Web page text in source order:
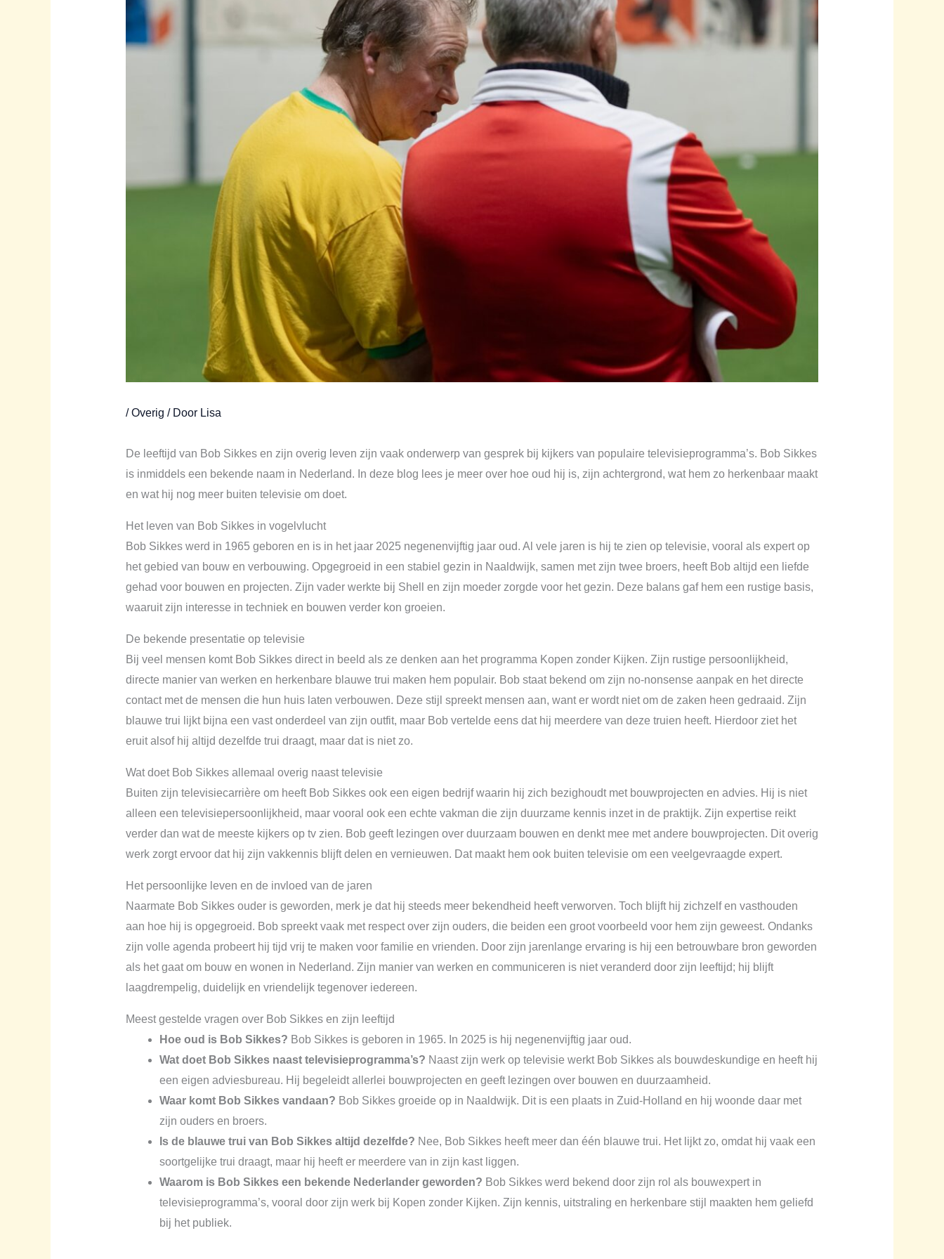
/ Overig / Door Lisa
De leeftijd van Bob Sikkes en zijn overig leven zijn vaak onderwerp van gesprek bij kijkers van populaire televisieprogramma’s. Bob Sikkes
is inmiddels een bekende naam in Nederland. In deze blog lees je meer over hoe oud hij is, zijn achtergrond, wat hem zo herkenbaar maakt
en wat hij nog meer buiten televisie om doet.
Het leven van Bob Sikkes in vogelvlucht
Bob Sikkes werd in 1965 geboren en is in het jaar 2025 negenenvijftig jaar oud. Al vele jaren is hij te zien op televisie, vooral als expert op
het gebied van bouw en verbouwing. Opgegroeid in een stabiel gezin in Naaldwijk, samen met zijn twee broers, heeft Bob altijd een liefde
gehad voor bouwen en projecten. Zijn vader werkte bij Shell en zijn moeder zorgde voor het gezin. Deze balans gaf hem een rustige basis,
waaruit zijn interesse in techniek en bouwen verder kon groeien.
De bekende presentatie op televisie
Bij veel mensen komt Bob Sikkes direct in beeld als ze denken aan het programma Kopen zonder Kijken. Zijn rustige persoonlijkheid,
directe manier van werken en herkenbare blauwe trui maken hem populair. Bob staat bekend om zijn no-nonsense aanpak en het directe
contact met de mensen die hun huis laten verbouwen. Deze stijl spreekt mensen aan, want er wordt niet om de zaken heen gedraaid. Zijn
blauwe trui lijkt bijna een vast onderdeel van zijn outfit, maar Bob vertelde eens dat hij meerdere van deze truien heeft. Hierdoor ziet het
eruit alsof hij altijd dezelfde trui draagt, maar dat is niet zo.
Wat doet Bob Sikkes allemaal overig naast televisie
Buiten zijn televisiecarrière om heeft Bob Sikkes ook een eigen bedrijf waarin hij zich bezighoudt met bouwprojecten en advies. Hij is niet
alleen een televisiepersoonlijkheid, maar vooral ook een echte vakman die zijn duurzame kennis inzet in de praktijk. Zijn expertise reikt
verder dan wat de meeste kijkers op tv zien. Bob geeft lezingen over duurzaam bouwen en denkt mee met andere bouwprojecten. Dit overig
werk zorgt ervoor dat hij zijn vakkennis blijft delen en vernieuwen. Dat maakt hem ook buiten televisie om een veelgevraagde expert.
Het persoonlijke leven en de invloed van de jaren
Naarmate Bob Sikkes ouder is geworden, merk je dat hij steeds meer bekendheid heeft verworven. Toch blijft hij zichzelf en vasthouden
aan hoe hij is opgegroeid. Bob spreekt vaak met respect over zijn ouders, die beiden een groot voorbeeld voor hem zijn geweest. Ondanks
zijn volle agenda probeert hij tijd vrij te maken voor familie en vrienden. Door zijn jarenlange ervaring is hij een betrouwbare bron geworden
als het gaat om bouw en wonen in Nederland. Zijn manier van werken en communiceren is niet veranderd door zijn leeftijd; hij blijft
laagdrempelig, duidelijk en vriendelijk tegenover iedereen.
Meest gestelde vragen over Bob Sikkes en zijn leeftijd
Hoe oud is Bob Sikkes? Bob Sikkes is geboren in 1965. In 2025 is hij negenenvijftig jaar oud.
Wat doet Bob Sikkes naast televisieprogramma’s? Naast zijn werk op televisie werkt Bob Sikkes als bouwdeskundige en heeft hij
een eigen adviesbureau. Hij begeleidt allerlei bouwprojecten en geeft lezingen over bouwen en duurzaamheid.
Waar komt Bob Sikkes vandaan? Bob Sikkes groeide op in Naaldwijk. Dit is een plaats in Zuid-Holland en hij woonde daar met
zijn ouders en broers.
Is de blauwe trui van Bob Sikkes altijd dezelfde? Nee, Bob Sikkes heeft meer dan één blauwe trui. Het lijkt zo, omdat hij vaak een
soortgelijke trui draagt, maar hij heeft er meerdere van in zijn kast liggen.
Waarom is Bob Sikkes een bekende Nederlander geworden? Bob Sikkes werd bekend door zijn rol als bouwexpert in
televisieprogramma’s, vooral door zijn werk bij Kopen zonder Kijken. Zijn kennis, uitstraling en herkenbare stijl maakten hem geliefd
bij het publiek.